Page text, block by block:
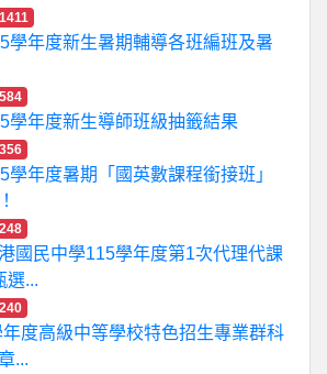
1411
學年度新生暑期輔導各班編班及暑
584
學年度新生導師班級抽籤結果
356
學年度暑期「國英數課程銜接班」
248
國民中學115學年度第1次代理代課
選...
240
度高級中等學校特色招生專業群科
...